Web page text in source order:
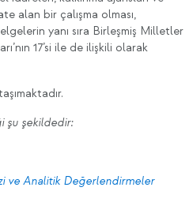
alan bir çalışma olması,
yanı sıra Birleşmiş Milletler
17’si ile de ilişkili olarak
şu şekildedir:
ve Analitik Değerlendirmeler